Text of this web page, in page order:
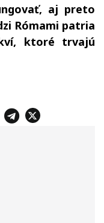
aj preto
Rómami patria
ktoré trvajú